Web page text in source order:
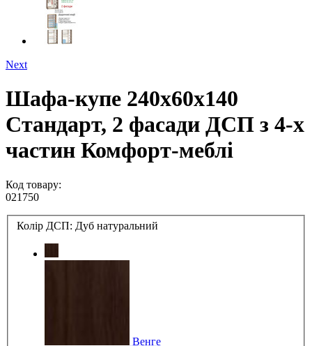
Next
Шафа-купе 240х60х140
Стандарт, 2 фасади ДСП з 4-х
частин Комфорт-меблі
Код товару:
021750
Колір ДСП: Дуб натуральний
Венге